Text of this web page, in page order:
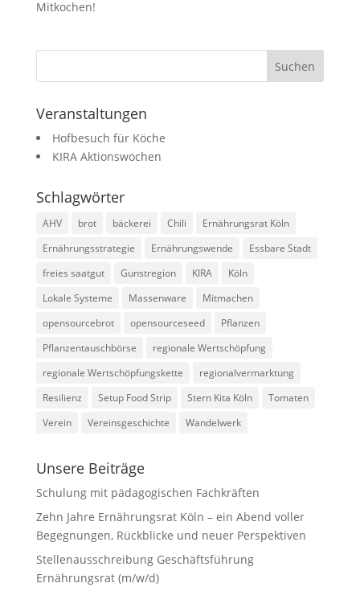
Mitkochen!
Veranstaltungen
Hofbesuch für Köche
KIRA Aktionswochen
Schlagwörter
AHV brot bäckerei Chili
Ernährungsrat Köln
Ernährungsstrategie
Ernährungswende
Essbare Stadt
freies saatgut
Gunstregion KIRA
Köln
Lokale Systeme
Massenware
Mitmachen
opensourcebrot
opensourceseed
Pflanzen
Pflanzentauschbörse
regionale Wertschöpfung
regionale Wertschöpfungskette
regionalvermarktung
Resilienz
Setup Food Strip Stern Kita Köln
Tomaten
Verein
Vereinsgeschichte Wandelwerk
Unsere Beiträge
Schulung mit pädagogischen Fachkräften
Zehn Jahre Ernährungsrat Köln – ein Abend voller
Begegnungen, Rückblicke und neuer Perspektiven
Stellenausschreibung Geschäftsführung
Ernährungsrat (m/w/d)